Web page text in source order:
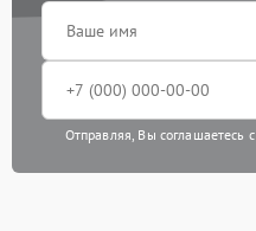
Отправляя, Вы соглашаетесь с